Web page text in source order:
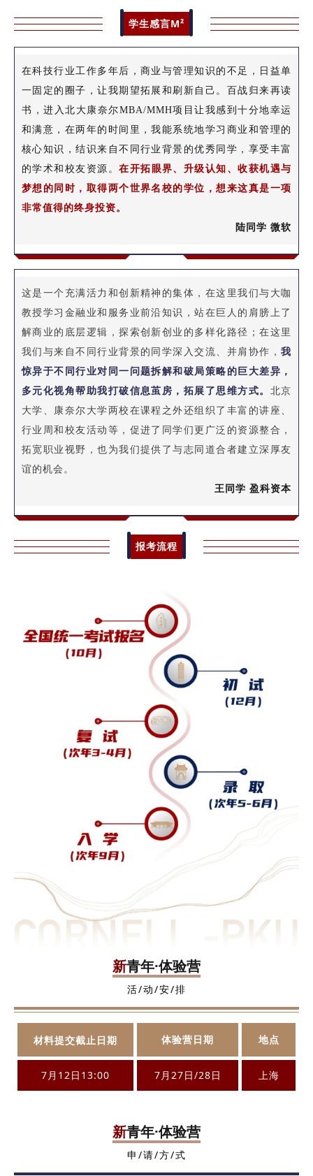
学生感言M²
在科技行业工作多年后，商业与管理知识的不足，日益单
一固定的圈子，让我期望拓展和刷新自己。百战归来再读
书，进入北大康奈尔MBA/MMH项目让我感到十分地幸运
和满意，在两年的时间里，我能系统地学习商业和管理的
核心知识，结识来自不同行业背景的优秀同学，享受丰富
的学术和校友资源。在开拓眼界、升级认知、收获机遇与
梦想的同时，取得两个世界名校的学位，想来这真是一项
非常值得的终身投资。
陆同学 微软
这是一个充满活力和创新精神的集体，在这里我们与大咖
教授学习金融业和服务业前沿知识，站在巨人的肩膀上了
解商业的底层逻辑，探索创新创业的多样化路径；在这里
我们与来自不同行业背景的同学深入交流、并肩协作， 我
惊异于不同行业对同一问题拆解和破局策略的巨大差异，
多元化视角帮助我打破信息茧房，拓展了思维方式。 北京
大学、康奈尔大学两校在课程之外还组织了丰富的讲座、
行业周和校友活动等，促进了同学们更广泛的资源整合，
拓宽职业视野，也为我们提供了与志同道合者建立深厚友
谊的机会。
王同学 盈科资本
报考流程
新青年·体验营
活/动/安/排
材料提交截止日期 体验营日期 地点
7月12日13:00 7月27日/28日 上海
新青年·体验营
申/请/方/式